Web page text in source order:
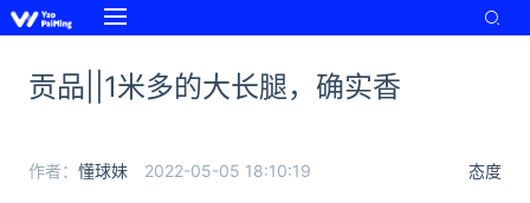
贡品||1米多的大长腿，确实香
态度
作者： 懂球妹 2022-05-05 18:10:19